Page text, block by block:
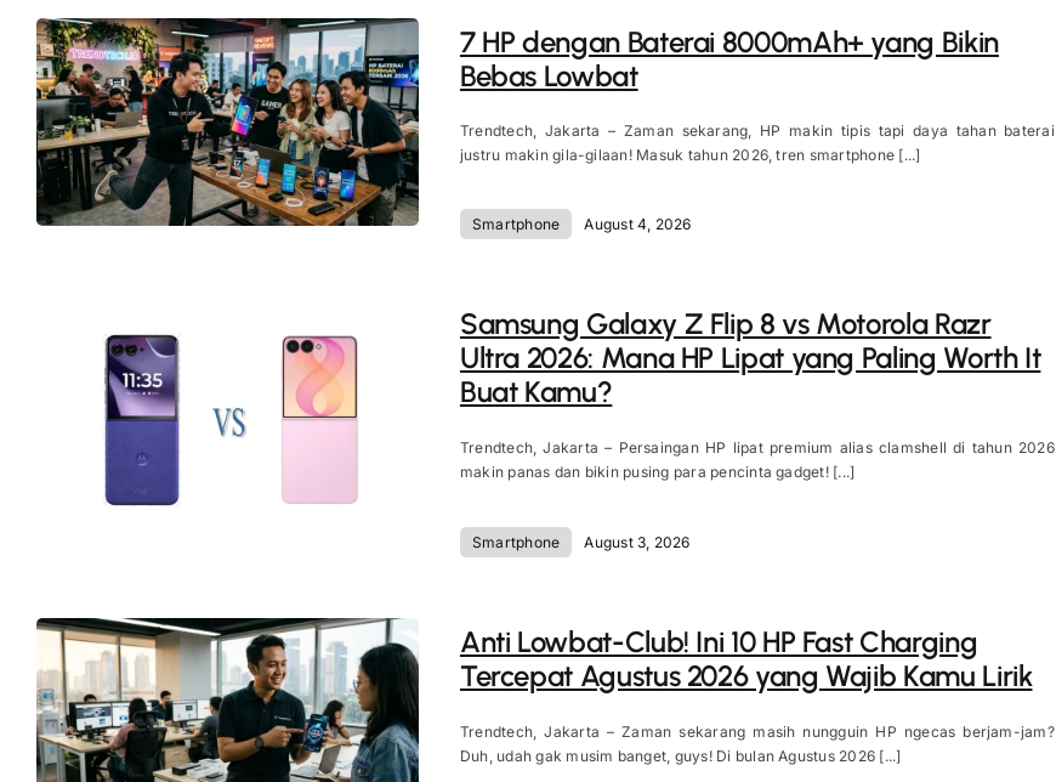
7 HP dengan Baterai 8000mAh+ yang Bikin
Bebas Lowbat
Trendtech, Jakarta – Zaman sekarang, HP makin tipis tapi daya tahan baterai
justru makin gila-gilaan! Masuk tahun 2026, tren smartphone [...]
Smartphone August 4, 2026
Samsung Galaxy Z Flip 8 vs Motorola Razr
Ultra 2026: Mana HP Lipat yang Paling Worth It
Buat Kamu?
Trendtech, Jakarta – Persaingan HP lipat premium alias clamshell di tahun 2026
makin panas dan bikin pusing para pencinta gadget! [...]
Smartphone August 3, 2026
Anti Lowbat-Club! Ini 10 HP Fast Charging
Tercepat Agustus 2026 yang Wajib Kamu Lirik
Trendtech, Jakarta – Zaman sekarang masih nungguin HP ngecas berjam-jam?
Duh, udah gak musim banget, guys! Di bulan Agustus 2026 [...]